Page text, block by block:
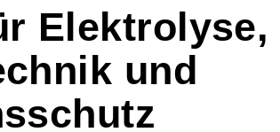
Elektrolyse,
und